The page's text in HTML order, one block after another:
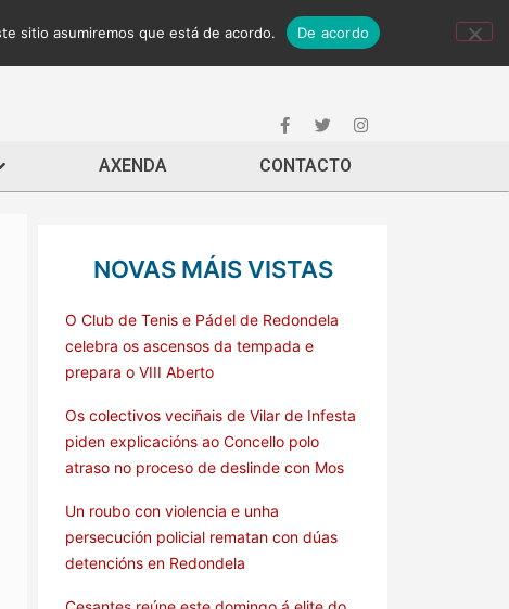
AXENDA CONTACTO
NOVAS MÁIS VISTAS
O Club de Tenis e Pádel de Redondela
celebra os ascensos da tempada e
prepara o VIII Aberto
Os colectivos veciñais de Vilar de Infesta
piden explicacións ao Concello polo
atraso no proceso de deslinde con Mos
Un roubo con violencia e unha
persecución policial rematan con dúas
detencións en Redondela
sitio asumiremos que está de acordo. De acordo